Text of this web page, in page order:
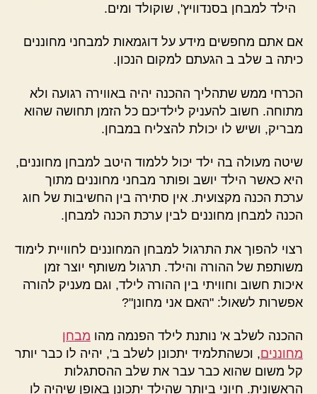
הילד למבחן בסנדוויץ', שוקולד ומים.
אם אתם מחפשים מידע על דוגמאות למבחני מחוננים
כיתה ב שלב ב הגעתם למקום הנכון.
הכרחי ממש שתהליך ההכנה יהיה באווירה רגועה ולא
מתוחה. חשוב להעניק לילדיכם כל הזמן תחושה שהוא
מבריק, ושיש לו יכולת להצליח במבחן.
שיטה מעולה בה ילד יכול ללמוד היטב למבחן מחוננים,
היא כאשר הילד יושב ופותר מבחני מחוננים מתוך
ערכת הכנה מקצועית. אין סתירה בין החשיבות של חוג
הכנה למבחן מחוננים לבין ערכת הכנה למבחן.
רצוי להפוך את התרגול למבחן המחוננים לחוויית לימוד
משותפת של ההורה והילד. תרגול משותף יוצר זמן
איכות חשוב וחוויתי בין ההורה לילד, וגם מעניק להורה
אפשרות לשאול: "האם אני מחונן"?
ההכנה לשלב א' נותנת לילד הפנמה מהו מבחן
מחוננים, וכשהתלמיד יתכונן לשלב ב', יהיה לו כבר יותר
קל משום שהוא כבר עבר את שלב ההסתגלות
הראשונית. חיוני ביותר שהילד יתכונן באופן שיהיה לו